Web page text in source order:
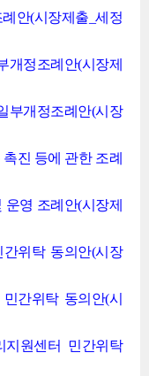
안(시장제출_세정
정조례안(시장제
부개정조례안(시장
진 등에 관한 조례
영 조례안(시장제
위탁 동의안(시장
간위탁 동의안(시
지원센터 민간위탁